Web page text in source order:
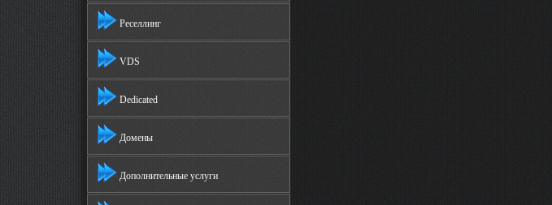
Реселлинг
VDS
Dedicated
Домены
Дополнительные услуги